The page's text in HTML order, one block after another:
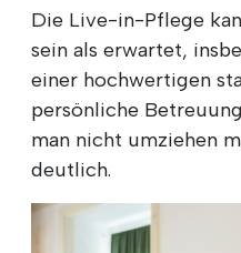
Die Live-in-Pflege
sein als erwartet,
einer hochwertigen
persönliche
man nicht umziehen
deutlich.